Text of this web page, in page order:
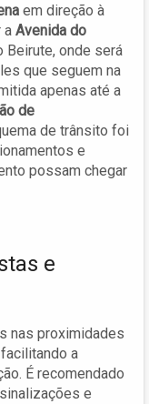
em direção à
a Avenida do
Beirute, onde será
que seguem na
apenas até a
de
de trânsito foi
e
possam chegar
e
nas proximidades
a
É recomendado
e